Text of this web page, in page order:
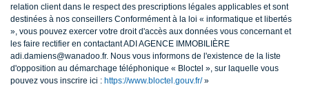
relation client dans le respect des prescriptions légales applicables et sont
destinées à nos conseillers Conformément à la loi « informatique et libertés
», vous pouvez exercer votre droit d'accès aux données vous concernant et
les faire rectifier en contactant ADI AGENCE IMMOBILIÈRE
adi.damiens@wanadoo.fr. Nous vous informons de l'existence de la liste
d'opposition au démarchage téléphonique « Bloctel », sur laquelle vous
pouvez vous inscrire ici : https://www.bloctel.gouv.fr/»